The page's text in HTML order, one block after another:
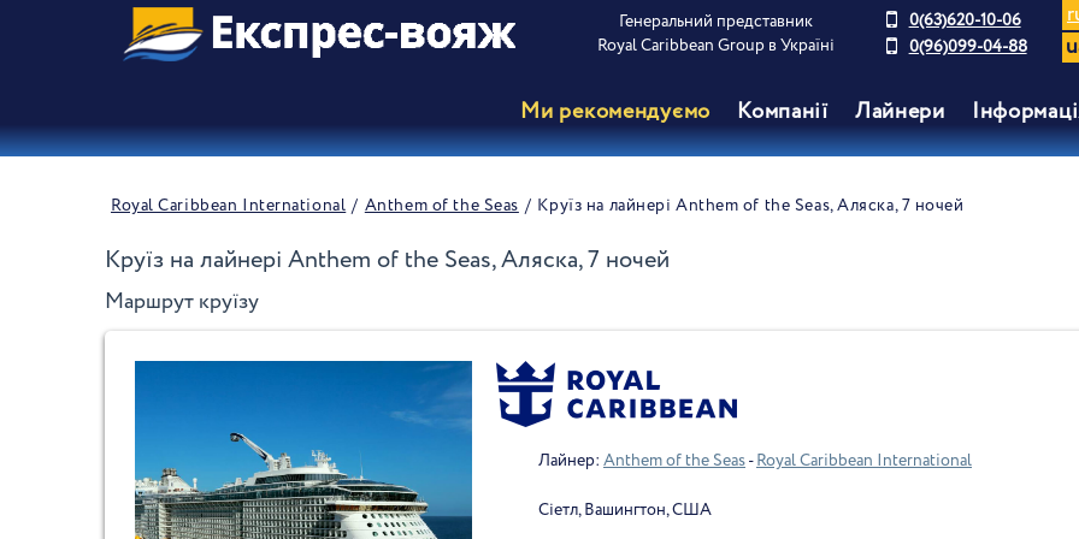
Генеральний представник
Royal Caribbean Group в Україні
0(63)620-10-06
0(96)099-04-88
Ми рекомендуємо Компанії Лайнери
Royal Caribbean International Anthem of the Seas Круїз на лайнері Anthem of the Seas, Аляска, 7 ночей
Круїз на лайнері Anthem of the Seas, Аляска, 7 ночей
Маршрут круїзу
Лайнер: Anthem of the Seas-Royal Caribbean International
Сіетл, Вашингтон, США